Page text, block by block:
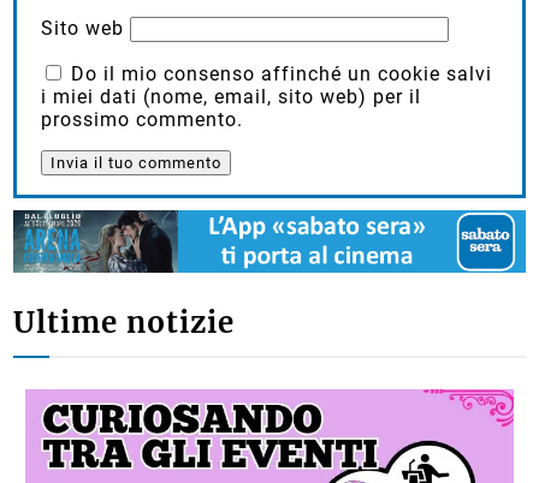
Sito web
Do il mio consenso affinché un cookie salvi
i miei dati (nome, email, sito web) per il
prossimo commento.
Ultime notizie